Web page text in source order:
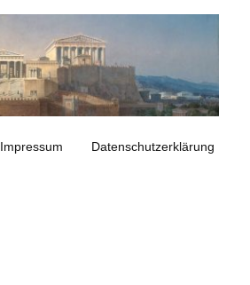
Impressum Datenschutzerklärung